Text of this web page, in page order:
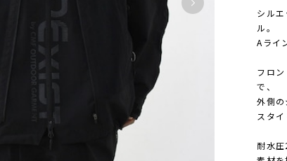
シル
ル。
Aライ
フロ
で、
外側
スタ
耐水